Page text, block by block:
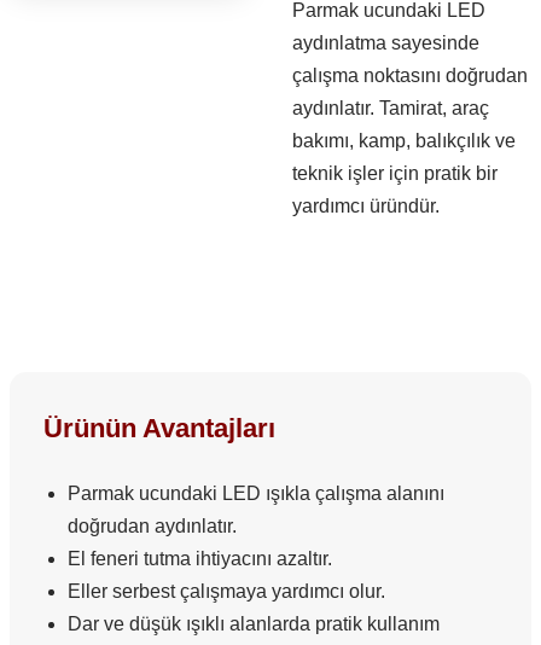
Parmak ucundaki LED
aydınlatma sayesinde
çalışma noktasını doğrudan
aydınlatır. Tamirat, araç
bakımı, kamp, balıkçılık ve
teknik işler için pratik bir
yardımcı üründür.
Ürünün Avantajları
Parmak ucundaki LED ışıkla çalışma alanını
doğrudan aydınlatır.
El feneri tutma ihtiyacını azaltır.
Eller serbest çalışmaya yardımcı olur.
Dar ve düşük ışıklı alanlarda pratik kullanım